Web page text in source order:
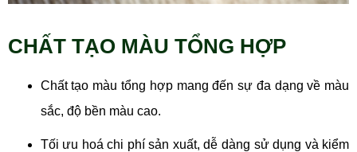
CHẤT TẠO MÀU TỔNG HỢP
Chất tạo màu tổng hợp mang đến sự đa dạng về màu
sắc, độ bền màu cao.
Tối ưu hoá chi phí sản xuất, dễ dàng sử dụng và kiểm